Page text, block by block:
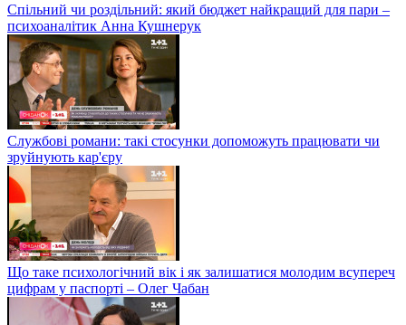
Спільний чи роздільний: який бюджет найкращий для пари –
психоаналітик Анна Кушнерук
Службові романи: такі стосунки допоможуть працювати чи
зруйнують кар'єру
Що таке психологічний вік і як залишатися молодим всупереч
цифрам у паспорті – Олег Чабан